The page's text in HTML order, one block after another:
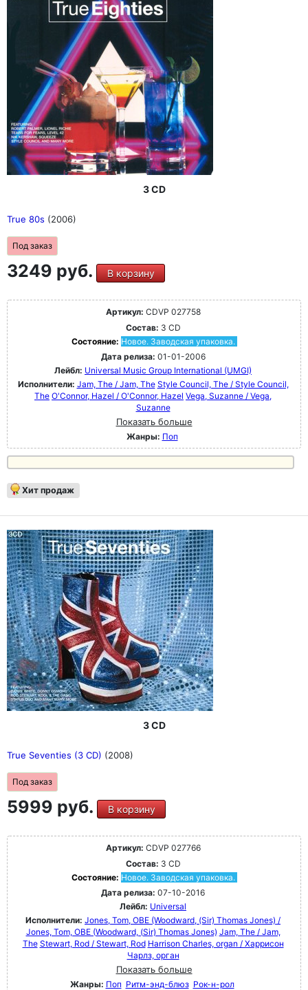
3 CD
True 80s (2006)
Под заказ
3249 руб. В корзину
Артикул: CDVP 027758
Состав: 3 CD
Состояние: Новое. Заводская упаковка.
Дата релиза: 01-01-2006
Лейбл: Universal Music Group International (UMGI)
Исполнители: Jam, The / Jam, The Style Council, The / Style Council,
The O'Connor, Hazel / O'Connor, Hazel Vega, Suzanne / Vega,
Suzanne
Показать больше
Жанры: Поп
Хит продаж
3 CD
True Seventies (3 CD) (2008)
Под заказ
5999 руб. В корзину
Артикул: CDVP 027766
Состав: 3 CD
Состояние: Новое. Заводская упаковка.
Дата релиза: 07-10-2016
Лейбл: Universal
Исполнители: Jones, Tom, OBE (Woodward, (Sir) Thomas Jones) /
Jones, Tom, OBE (Woodward, (Sir) Thomas Jones) Jam, The / Jam,
The Stewart, Rod / Stewart, Rod Harrison Charles, organ / Харрисон
Чарлз, орган
Показать больше
Жанры: Поп Ритм-энд-блюз Рок-н-poл